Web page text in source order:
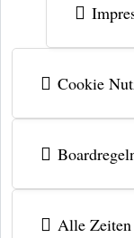
Cookie
Alle